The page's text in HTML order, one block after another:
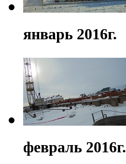
январь 2016г.
февраль 2016г.